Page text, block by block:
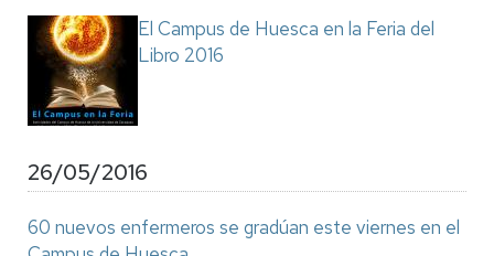
El Campus de Huesca en la Feria del
Libro 2016
26/05/2016
60 nuevos enfermeros se gradúan este viernes en el